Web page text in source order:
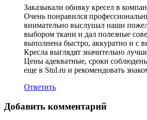
Заказывали обивку кресел в
Очень понравился
внимательно выслушал наши
выбором ткани и дал полезные
выполнена быстро, аккуратно и с
Кресла выглядят значительно
Цены адекватные, сроки
еще в Stul.ru и рекомендовать
Ответить
Добавить комментарий